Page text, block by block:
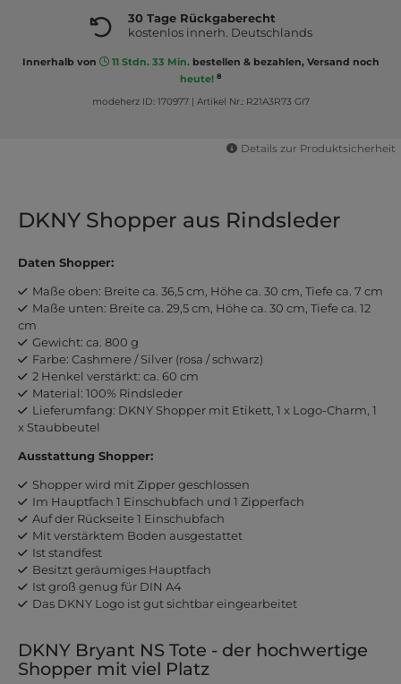
30 Tage Rückgaberecht
kostenlos innerh. Deutschlands
Innerhalb von 11 Stdn. 33 Min.bestellen & bezahlen, Versand noch
heute! 8
modeherz ID: 170977| Artikel Nr.: R21A3R73 GI7
Details zur Produktsicherheit
DKNY Shopper aus Rindsleder
Daten Shopper:
Maße oben: Breite ca. 36,5 cm, Höhe ca. 30 cm, Tiefe ca. 7 cm
Maße unten: Breite ca. 29,5 cm, Höhe ca. 30 cm, Tiefe ca. 12
cm
Gewicht: ca. 800 g
Farbe: Cashmere / Silver (rosa / schwarz)
2 Henkel verstärkt: ca. 60 cm
Material: 100% Rindsleder
Lieferumfang: DKNY Shopper mit Etikett, 1 x Logo-Charm, 1
x Staubbeutel
Ausstattung Shopper:
Shopper wird mit Zipper geschlossen
Im Hauptfach 1 Einschubfach und 1 Zipperfach
Auf der Rückseite 1 Einschubfach
Mit verstärktem Boden ausgestattet
Ist standfest
Besitzt geräumiges Hauptfach
Ist groß genug für DIN A4
Das DKNY Logo ist gut sichtbar eingearbeitet
DKNY Bryant NS Tote - der hochwertige
Shopper mit viel Platz